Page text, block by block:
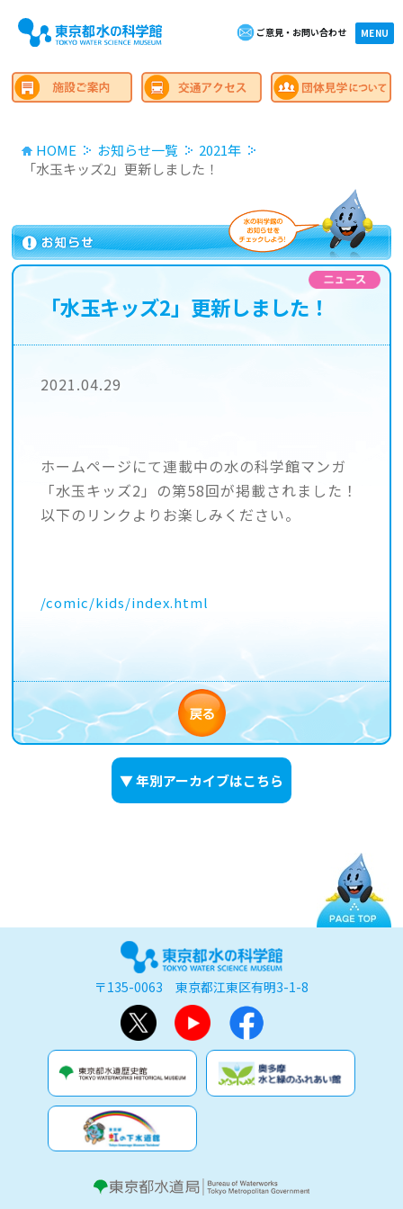
ご意見・お問い合わせ MENU
×close
HOME お知らせ一覧
2021年
「水玉キッズ2」更新しました！
▼ 年別アーカイブはこちら
「水玉キッズ2」更新しました！
2021.04.29
ホームページにて連載中の水の科学館マンガ
「水玉キッズ2」の第58回が掲載されました！
以下のリンクよりお楽しみください。
/comic/kids/index.html
〒135-0063 東京都江東区有明3-1-8